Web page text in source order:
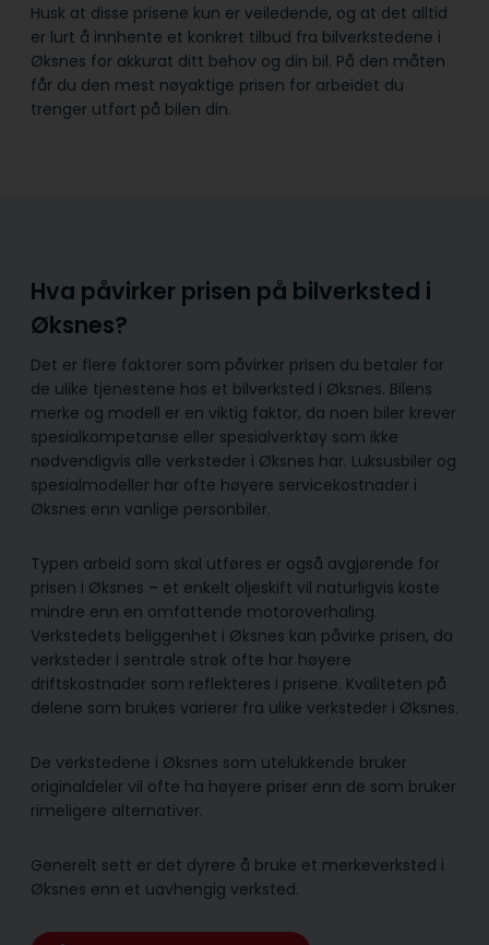
Husk at disse prisene kun er veiledende, og at det alltid
er lurt å innhente et konkret tilbud fra bilverkstedene i
Øksnes for akkurat ditt behov og din bil. På den måten
får du den mest nøyaktige prisen for arbeidet du
trenger utført på bilen din.
Hva påvirker prisen på bilverksted i
Øksnes?
Det er flere faktorer som påvirker prisen du betaler for
de ulike tjenestene hos et bilverksted i Øksnes. Bilens
merke og modell er en viktig faktor, da noen biler krever
spesialkompetanse eller spesialverktøy som ikke
nødvendigvis alle verksteder i Øksnes har. Luksusbiler og
spesialmodeller har ofte høyere servicekostnader i
Øksnes enn vanlige personbiler.
Typen arbeid som skal utføres er også avgjørende for
prisen i Øksnes – et enkelt oljeskift vil naturligvis koste
mindre enn en omfattende motoroverhaling.
Verkstedets beliggenhet i Øksnes kan påvirke prisen, da
verksteder i sentrale strøk ofte har høyere
driftskostnader som reflekteres i prisene. Kvaliteten på
delene som brukes varierer fra ulike verksteder i Øksnes.
De verkstedene i Øksnes som utelukkende bruker
originaldeler vil ofte ha høyere priser enn de som bruker
rimeligere alternativer.
Generelt sett er det dyrere å bruke et merkeverksted i
Øksnes enn et uavhengig verksted.